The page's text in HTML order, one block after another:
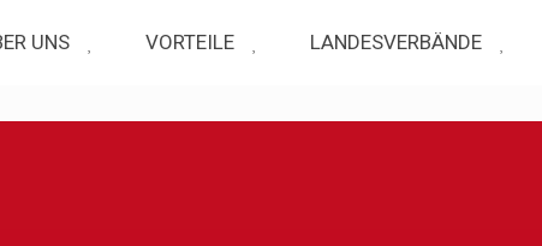
UNS VORTEILE LANDESVERBÄNDE